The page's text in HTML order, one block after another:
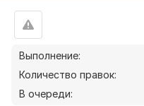
Выполнение:
Количество правок:
В очереди: